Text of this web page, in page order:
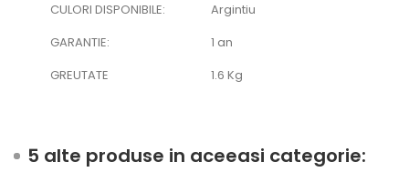
CULORI DISPONIBILE:
Argintiu
GARANTIE:
1 an
GREUTATE
1.6 Kg
5 alte produse in aceeasi categorie: